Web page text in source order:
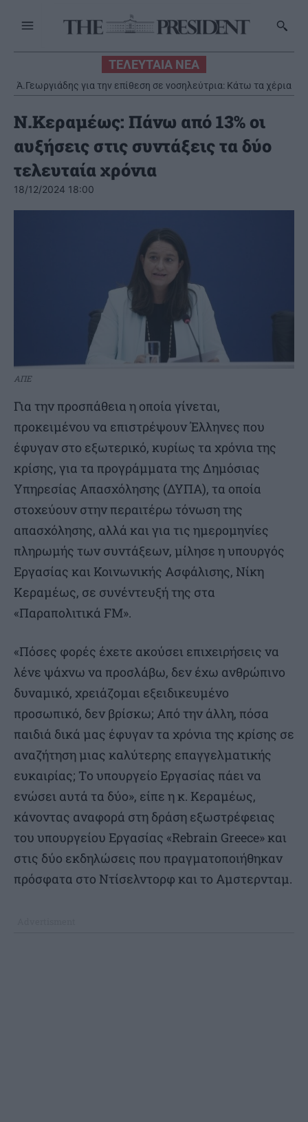
ΤΕΛΕΥΤΑΙΑ ΝΕΑ
Ά.Γεωργιάδης για την επίθεση σε νοσηλεύτρια: Κάτω τα χέρια
από το προσωπικό του ΕΣΥ
Ν.Κεραμέως: Πάνω από 13% οι
αυξήσεις στις συντάξεις τα δύο
τελευταία χρόνια
18/12/2024 18:00
ΑΠΕ
Για την προσπάθεια η οποία γίνεται,
προκειμένου να επιστρέψουν Έλληνες που
έφυγαν στο εξωτερικό, κυρίως τα χρόνια της
κρίσης, για τα προγράμματα της Δημόσιας
Υπηρεσίας Απασχόλησης (ΔΥΠΑ), τα οποία
στοχεύουν στην περαιτέρω τόνωση της
απασχόλησης, αλλά και για τις ημερομηνίες
πληρωμής των συντάξεων, μίλησε η υπουργός
Εργασίας και Κοινωνικής Ασφάλισης, Νίκη
Κεραμέως, σε συνέντευξή της στα
«Παραπολιτικά FM».
«Πόσες φορές έχετε ακούσει επιχειρήσεις να
λένε ψάχνω να προσλάβω, δεν έχω ανθρώπινο
δυναμικό, χρειάζομαι εξειδικευμένο
προσωπικό, δεν βρίσκω; Από την άλλη, πόσα
παιδιά δικά μας έφυγαν τα χρόνια της κρίσης σε
αναζήτηση μιας καλύτερης επαγγελματικής
ευκαιρίας; Tο υπουργείο Εργασίας πάει να
ενώσει αυτά τα δύο», είπε η κ. Κεραμέως,
κάνοντας αναφορά στη δράση εξωστρέφειας
του υπουργείου Εργασίας «Rebrain Greece» και
στις δύο εκδηλώσεις που πραγματοποιήθηκαν
πρόσφατα στο Ντίσελντορφ και το Αμστερνταμ.